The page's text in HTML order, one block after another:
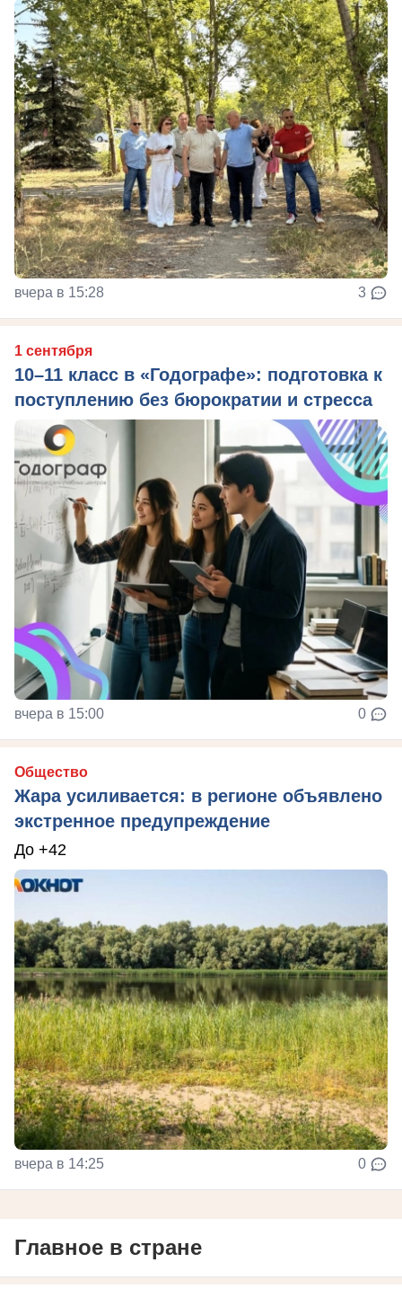
вчера в 15:28 3
1 сентября
10–11 класс в «Годографе»: подготовка к
поступлению без бюрократии и стресса
вчера в 15:00 0
Общество
Жара усиливается: в регионе объявлено
экстренное предупреждение
До +42
вчера в 14:25 0
Главное в стране